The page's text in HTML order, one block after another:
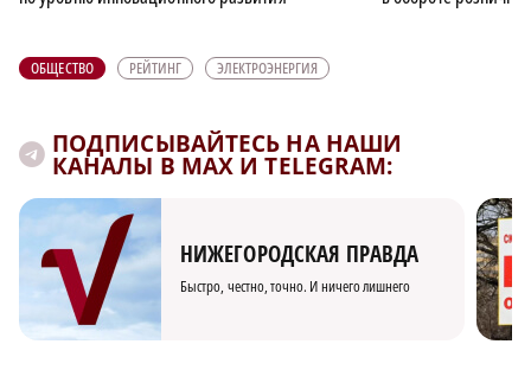
ОБЩЕСТВО РЕЙТИНГ ЭЛЕКТРОЭНЕРГИЯ
ПОДПИСЫВАЙТЕСЬ НА НАШИ
КАНАЛЫ В MAX И TELEGRAM:
НИЖЕГОРОДСКАЯ ПРАВДА
Быстро, честно, точно. И ничего лишнего